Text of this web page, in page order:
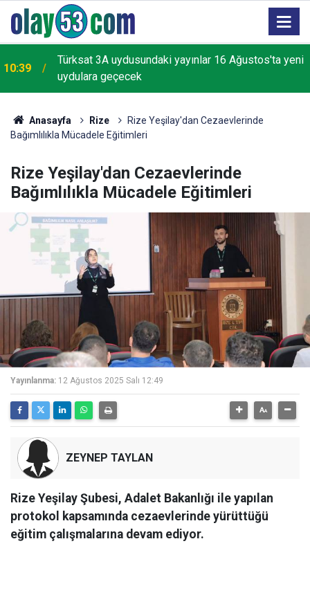
10:39
Türksat 3A uydusundaki yayınlar 16 Ağustos'ta yeni
uydulara geçecek
Anasayfa Rize
Rize Yeşilay'dan Cezaevlerinde
Bağımlılıkla Mücadele Eğitimleri
Rize Yeşilay'dan Cezaevlerinde
Bağımlılıkla Mücadele Eğitimleri
Yayınlanma: 12 Ağustos 2025 Salı 12:49
ZEYNEP TAYLAN
Rize Yeşilay Şubesi, Adalet Bakanlığı ile yapılan
protokol kapsamında cezaevlerinde yürüttüğü
eğitim çalışmalarına devam ediyor.